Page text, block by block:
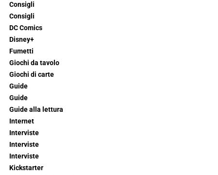
Consigli
Consigli
DC Comics
Disney+
Fumetti
Giochi da tavolo
Giochi di carte
Guide
Guide
Guide alla lettura
Internet
Interviste
Interviste
Interviste
Kickstarter